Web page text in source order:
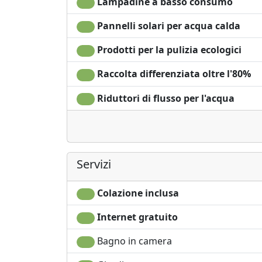
Pannelli solari per acqua calda
Prodotti per la pulizia ecologici
Raccolta differenziata oltre l'80%
Riduttori di flusso per l'acqua
Servizi
Colazione inclusa
Internet gratuito
Bagno in camera